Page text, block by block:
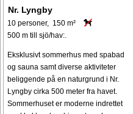
Nr. Lyngby
10 personer, 150 m²
500 m till sjö/hav:.
Eksklusivt sommerhus med spabad
og sauna samt diverse aktiviteter
beliggende på en naturgrund i Nr.
Lyngby cirka 500 meter fra havet.
Sommerhuset er moderne indrettet